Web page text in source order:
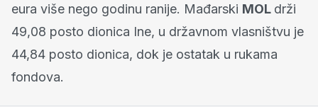
eura više nego godinu ranije. Mađarski MOL drži
49,08 posto dionica Ine, u državnom vlasništvu je
44,84 posto dionica, dok je ostatak u rukama
fondova.